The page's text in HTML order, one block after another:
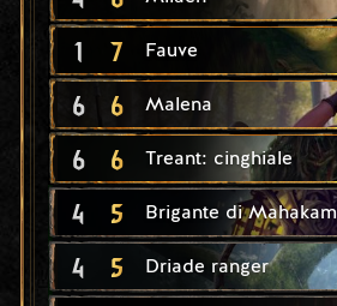
1 7 Fauve
6 6 Malena
6 6 Treant: cinghiale
4 5 Brigante di Mahakam
4 5 Driade ranger